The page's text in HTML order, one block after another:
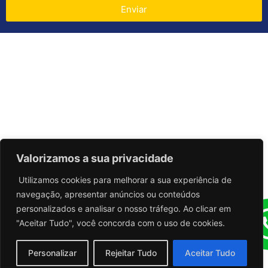
Valorizamos a sua privacidade
Utilizamos cookies para melhorar a sua experiência de
navegação, apresentar anúncios ou conteúdos
personalizados e analisar o nosso tráfego. Ao clicar em
"Aceitar Tudo", você concorda com o uso de cookies.
Personalizar Rejeitar Tudo Aceitar Tudo
Enviar